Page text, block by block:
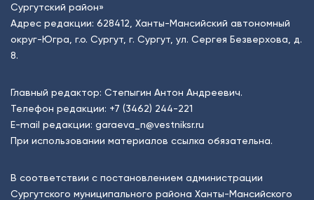
Сургутский район»
Адрес редакции: 628412, Ханты-Мансийский автономный
округ-Югра, г.о. Сургут, г. Сургут, ул. Сергея Безверхова, д.
8.
Главный редактор: Степыгин Антон Андреевич.
Телефон редакции: +7 (3462) 244-221
E-mail редакции: garaeva_n@vestniksr.ru
При использовании материалов ссылка обязательна.
В соответствии с постановлением администрации
Сургутского муниципального района Ханты-Мансийского